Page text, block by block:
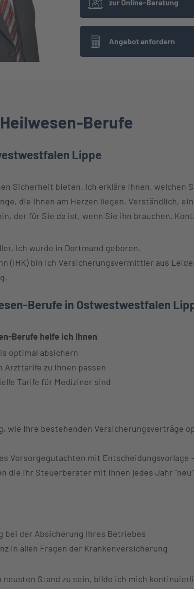
zur Online-Beratung
Angebot anfordern
Berufe
Lippe
Sicherheit bieten. Ich erkläre Ihnen, welchen
die Ihnen am Herzen liegen. Verständlich,
der für Sie da ist, wenn Sie ihn brauchen.
Ich wurde in Dortmund geboren.
(IHK) bin ich Versicherungsvermittler aus
Berufe in Ostwestwestfalen
Berufe helfe ich Ihnen
optimal absichern
Arzttarife zu Ihnen passen
Tarife für Mediziner sind
wie Ihre bestehenden Versicherungsverträge
Vorsorgegutachten mit
die ihr Steuerberater mit Ihnen jedes Jahr
bei der Absicherung Ihres Betriebes
in allen Fragen der Krankenversicherung
neusten Stand zu sein, bilde ich mich